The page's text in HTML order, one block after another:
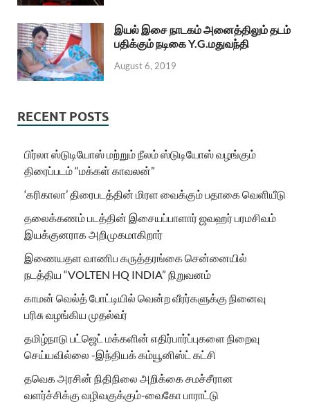
இயல் இசை நாடகம் அனைத்திலும் தடம்
பதிக்கும் நடிகை Y.G.மதுவந்தி
August 6, 2019
RECENT POSTS
பிர்லா ஸ்டுடியோஸ் மற்றும் நீலம் ஸ்டுடியோஸ் வழங்கும்
திரைப்படம் “மக்கள் காவலன்”
‘கரிகாலா’ திரைபடத்தின் மிரள வைக்கும் பதாகை வெளியீடு
தலைக்கணம் படத்தின் இசையப்பாளார் ஜவஹர் பரமசிவம்
இயக்குனராக அறிமுகமாகிறார்
இணையதள வாணிப கருத்தரங்கை சென்னையில்
நடத்திய “VOLTEN HQ INDIA” நிறுவனம்
காமன் வெல்த் போட்டியில் வென்ற வீரர்களுக்கு நினைவு
பரிசு வழங்கிய முதல்வர்
தமிழ்நாடு பட்ஜெட் மக்களின் எதிர்பார்ப்புகளை நிறைவு
செய்யவில்லை -இந்தியக் கம்யூனிஸ்ட் கட்சி
தவெக அரசின் நிதிநிலை அறிக்கை சமச்சீரான
வளர்ச்சிக்கு வழிவகுக்கும்-வைகோ பாராட்டு